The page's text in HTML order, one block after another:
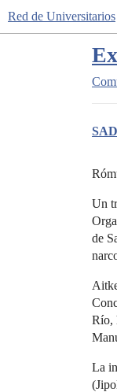
Red de Universitarios
Un
de
Río,
La